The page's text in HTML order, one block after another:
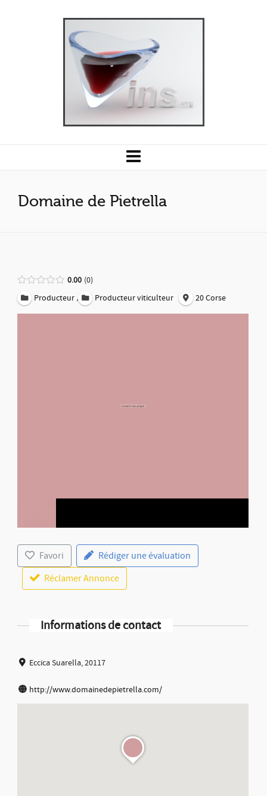
Domaine de Pietrella
0.00 0
Producteur , Producteur viticulteur 20 Corse
Favori
Rédiger une évaluation
Réclamer Annonce
Informations de contact
Eccica Suarella, 20117
http://www.domainedepietrella.com/